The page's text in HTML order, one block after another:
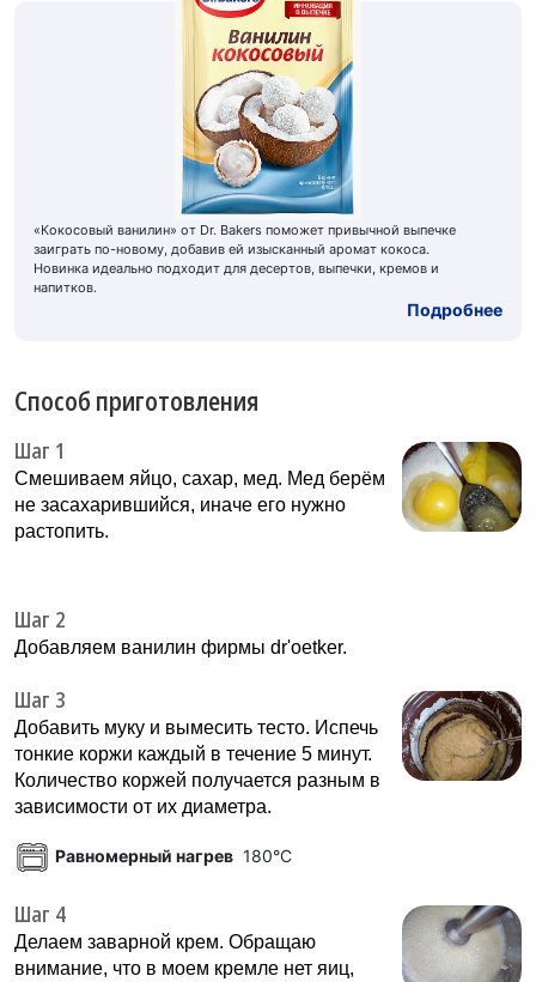
«Кокосовый ванилин» от Dr. Bakers поможет привычной выпечке
заиграть по-новому, добавив ей изысканный аромат кокоса.
Новинка идеально подходит для десертов, выпечки, кремов и
напитков.
Подробнее
Способ приготовления
Шаг 1
Смешиваем яйцо, сахар, мед. Мед берём
не засахарившийся, иначе его нужно
растопить.
Шаг 2
Добавляем ванилин фирмы dr'oetker.
Шаг 3
Добавить муку и вымесить тесто. Испечь
тонкие коржи каждый в течение 5 минут.
Количество коржей получается разным в
зависимости от их диаметра.
Равномерный нагрев 180°C
Шаг 4
Делаем заварной крем. Обращаю
внимание, что в моем кремле нет яиц,